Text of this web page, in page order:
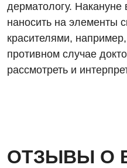
Дерматовенерология
Диетология
Кардиология
Онкологическое
дерматологу. Накануне
наносить на элементы
красителями,
противном случае
рассмотреть и
ОТЗЫВЫ О